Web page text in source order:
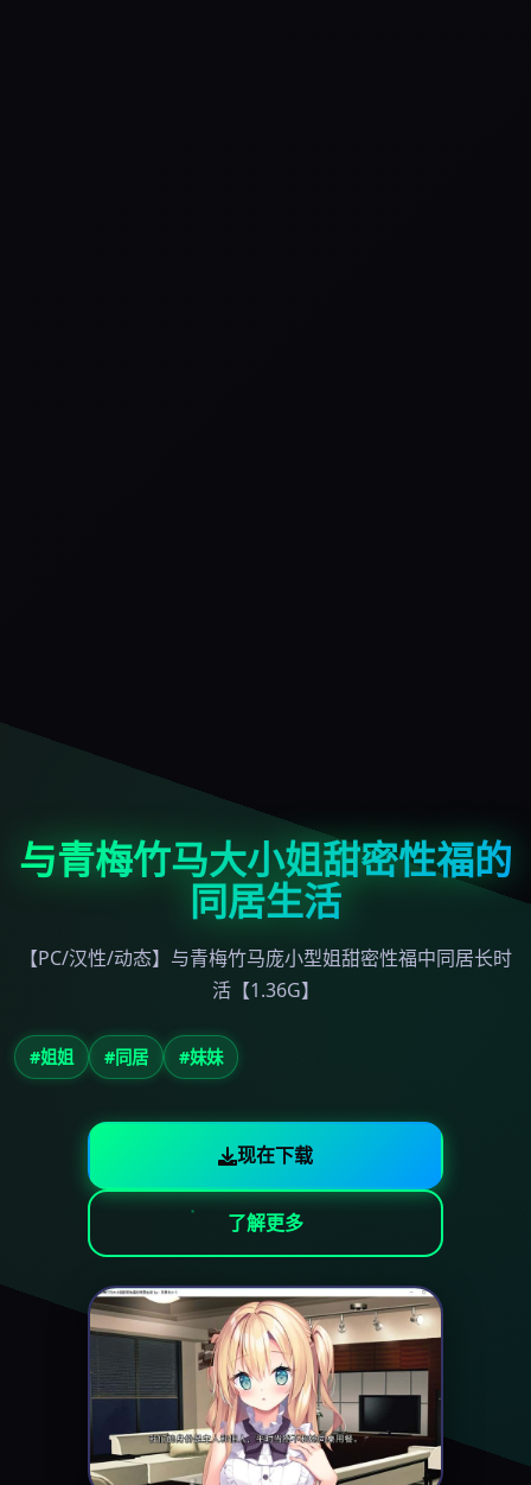
与青梅竹马大小姐甜密性福的
同居生活
【PC/汉性/动态】与青梅竹马庞小型姐甜密性福中同居长时
活【1.36G】
#姐姐 #同居 #妹妹
现在下载
了解更多